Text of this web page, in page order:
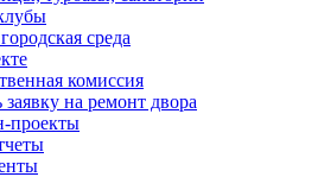
среда
комиссия
заявку на ремонт двора
проекты